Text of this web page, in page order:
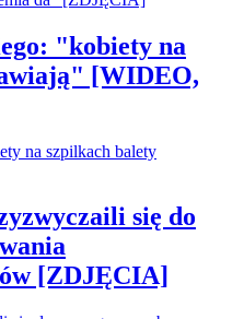
"kobiety na
[WIDEO,
się do
[ZDJĘCIA]